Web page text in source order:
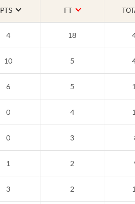
FT
4 18
10 5
6 5
0 4
0 3
1 2
3 2